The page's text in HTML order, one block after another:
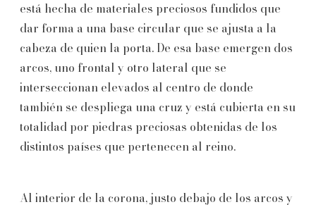
está hecha de materiales preciosos fundidos que
dar forma a una base circular que se ajusta a la
cabeza de quien la porta. De esa base emergen dos
arcos, uno frontal y otro lateral que se
interseccionan elevados al centro de donde
también se despliega una cruz y está cubierta en su
totalidad por piedras preciosas obtenidas de los
distintos países que pertenecen al reino.
Al interior de la corona, justo debajo de los arcos y